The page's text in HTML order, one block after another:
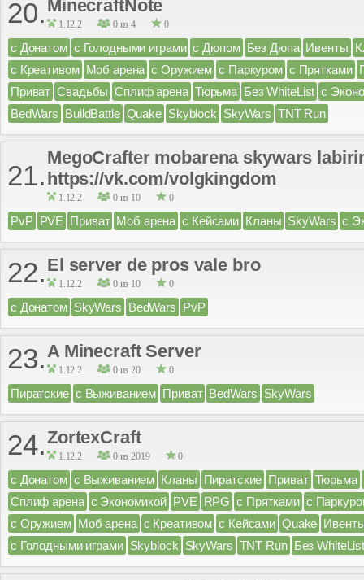
20. MinecraftNote
1.12.2 0 из 4 0
с Донатом с Голодными играми с Дюпом Без Дюпа Ивенты
с Креативом Моб арена с Оружием с Паркуром с Прятками
Приват Свадьбы Сплиф арена Тюрьма Без WhiteList с
BedWars BuildBattle Quake Skyblock SkyWars TNT Run
21.
MegoCrafter mobarena skywars
https://vk.com/volgkingdom
1.12.2 0 из 10 0
PvP PVE Приват Моб арена с Кейсами Кланы SkyWars с
22. El server de pros vale bro
1.12.2 0 из 10 0
с Донатом SkyWars BedWars PvP
23.A Minecraft Server
1.12.2 0 из 20 0
Пиратские с Выживанием Приват BedWars SkyWars
24.ZortexCraft
1.12.2 0 из 2019 0
с Донатом с Выживанием Кланы Пиратские Приват Тюрьма
Сплиф арена с Экономикой PVE RPG с Прятками с
с Оружием Моб арена с Креативом с Кейсами Quake
с Голодными играми Skyblock SkyWars TNT Run Без WhiteList